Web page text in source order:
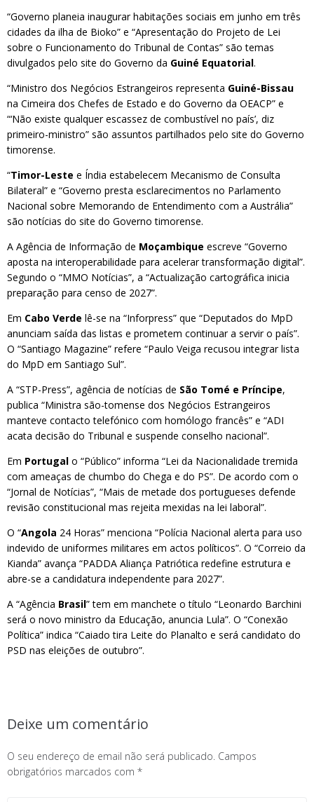
“Governo planeia inaugurar habitações sociais em junho em três
cidades da ilha de Bioko” e “Apresentação do Projeto de Lei
sobre o Funcionamento do Tribunal de Contas” são temas
divulgados pelo site do Governo da Guiné Equatorial.
“Ministro dos Negócios Estrangeiros representa Guiné-Bissau
na Cimeira dos Chefes de Estado e do Governo da OEACP” e
“‘Não existe qualquer escassez de combustível no país’, diz
primeiro-ministro” são assuntos partilhados pelo site do Governo
timorense.
“Timor-Leste e Índia estabelecem Mecanismo de Consulta
Bilateral” e “Governo presta esclarecimentos no Parlamento
Nacional sobre Memorando de Entendimento com a Austrália”
são notícias do site do Governo timorense.
A Agência de Informação de Moçambique escreve “Governo
aposta na interoperabilidade para acelerar transformação digital”.
Segundo o “MMO Notícias”, a “Actualização cartográfica inicia
preparação para censo de 2027”.
Em Cabo Verde lê-se na “Inforpress” que “Deputados do MpD
anunciam saída das listas e prometem continuar a servir o país”.
O “Santiago Magazine” refere “Paulo Veiga recusou integrar lista
do MpD em Santiago Sul”.
A “STP-Press”, agência de notícias de São Tomé e Príncipe,
publica “Ministra são-tomense dos Negócios Estrangeiros
manteve contacto telefónico com homólogo francês” e “ADI
acata decisão do Tribunal e suspende conselho nacional”.
Em Portugal o “Público” informa “Lei da Nacionalidade tremida
com ameaças de chumbo do Chega e do PS”. De acordo com o
“Jornal de Notícias”, “Mais de metade dos portugueses defende
revisão constitucional mas rejeita mexidas na lei laboral”.
O “Angola 24 Horas” menciona “Polícia Nacional alerta para uso
indevido de uniformes militares em actos políticos”. O “Correio da
Kianda” avança “PADDA Aliança Patriótica redefine estrutura e
abre-se a candidatura independente para 2027”.
A “Agência Brasil” tem em manchete o título “Leonardo Barchini
será o novo ministro da Educação, anuncia Lula”. O “Conexão
Política” indica “Caiado tira Leite do Planalto e será candidato do
PSD nas eleições de outubro”.
Deixe um comentário
O seu endereço de email não será publicado. Campos
obrigatórios marcados com *